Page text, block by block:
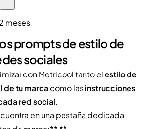
meses
prompts de estilo de
sociales
con Metricool tanto elestilo de
de tu marcacomo lasinstrucciones
red social.
en una pestaña dedicada